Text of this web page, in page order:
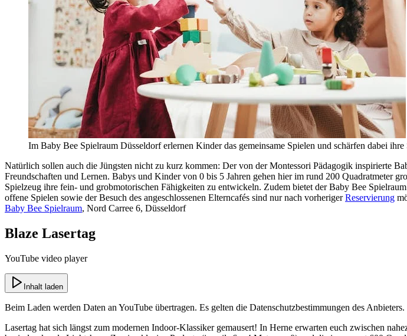
Im Baby Bee Spielraum Düsseldorf erlernen Kinder das gemeinsame Spielen und schärfen dabei ihre
Natürlich sollen auch die Jüngsten nicht zu kurz kommen: Der von der Montessori Pädagogik inspirierte
Freundschaften und Lernen. Babys und Kinder von 0 bis 5 Jahren gehen hier im rund 200 Quadratmeter
Spielzeug ihre fein- und grobmotorischen Fähigkeiten zu entwickeln. Zudem bietet der Baby Bee
offene Spielen sowie der Besuch des angeschlossenen Elterncafés sind nur nach vorherigerReservierung
Baby Bee Spielraum, Nord Carree 6, Düsseldorf
Blaze Lasertag
YouTube video player
Inhalt laden
Beim Laden werden Daten an YouTube übertragen. Es gelten die Datenschutzbestimmungen des Anbieters.
Lasertag hat sich längst zum modernen Indoor-Klassiker gemausert! In Herne erwarten euch zwischen